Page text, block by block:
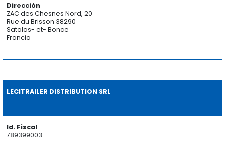
Dirección
ZAC des Chesnes Nord, 20
Rue du Brisson 38290
Satolas- et- Bonce
Francia
LECITRAILER DISTRIBUTION SRL
Id. Fiscal
789399003